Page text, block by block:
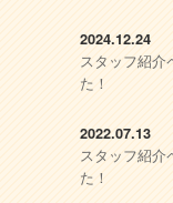
2024.12.24
スタッフ紹介
た！
2022.07.13
スタッフ紹介
た！